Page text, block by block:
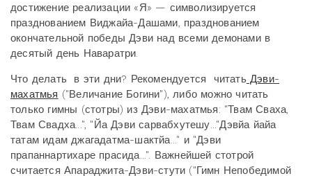
достижение реализации «Я» — символизируется
празднованием Виджайа-Дашами, празднованием
окончательной победы Дэви над всеми демонами в
десятый день Наваратри.
Что делать в эти дни? Рекомендуется читатьДэви-
махатмья ("Величание Богини"), либо можно читать
только гимны (стотры) из Дэви-махатмья: "Твам Сваха,
Твам Свадха...", "Йа Дэви сарвабхутешу..."Дэвйа йайа
татам идам джагадатма-шактйа..." и "Дэви
прапаннартихаре прасида...". Важнейшей стотрой
считается Апараджита-Дэви-стути ("Гимн Непобедимой